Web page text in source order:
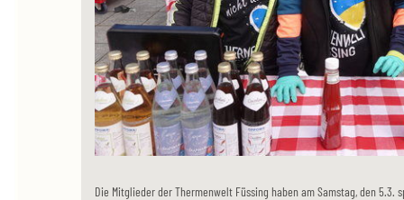
Die Mitglieder der Thermenwelt Füssing haben am Samstag, den 5.3.